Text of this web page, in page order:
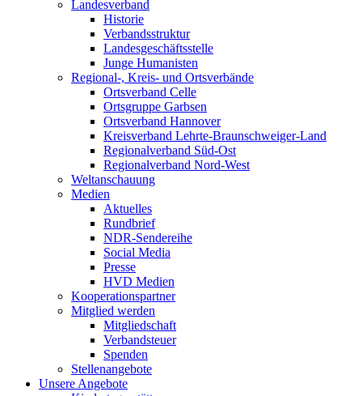
Landesverband
Historie
Verbandsstruktur
Landesgeschäftsstelle
Junge Humanisten
Regional-, Kreis- und Ortsverbände
Ortsverband Celle
Ortsgruppe Garbsen
Ortsverband Hannover
Kreisverband Lehrte-Braunschweiger-Land
Regionalverband Süd-Ost
Regionalverband Nord-West
Weltanschauung
Medien
Aktuelles
Rundbrief
NDR-Sendereihe
Social Media
Presse
HVD Medien
Kooperationspartner
Mitglied werden
Mitgliedschaft
Verbandsteuer
Spenden
Stellenangebote
Unsere Angebote